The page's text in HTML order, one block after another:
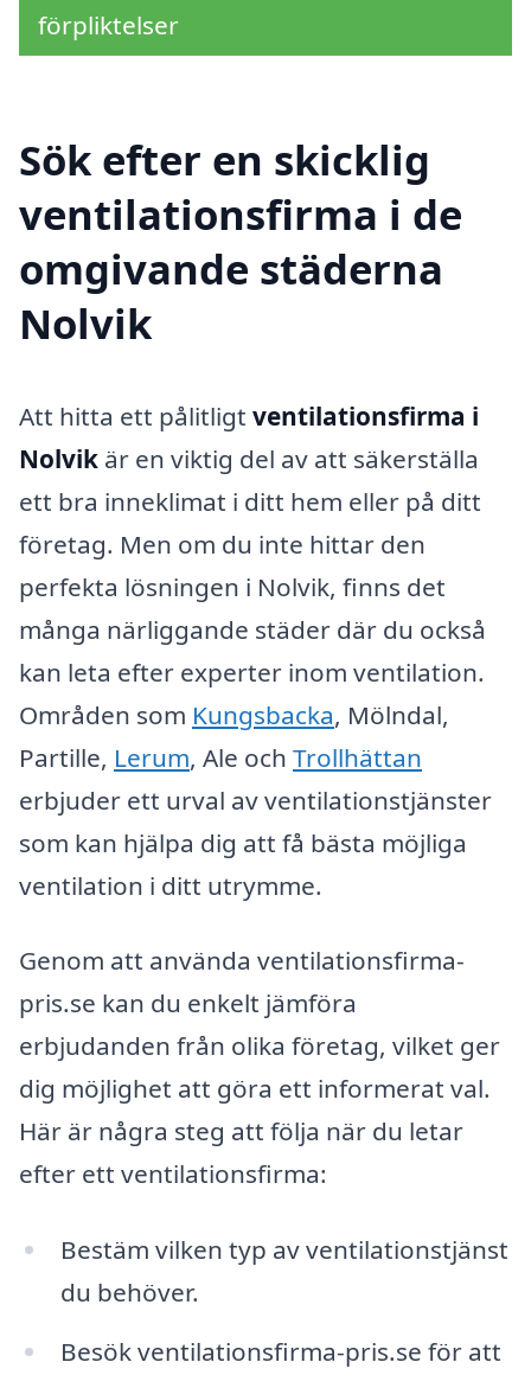
förpliktelser
Sök efter en skicklig
ventilationsfirma i de
omgivande städerna
Nolvik
Att hitta ett pålitligt ventilationsfirma i
Nolvik är en viktig del av att säkerställa
ett bra inneklimat i ditt hem eller på ditt
företag. Men om du inte hittar den
perfekta lösningen i Nolvik, finns det
många närliggande städer där du också
kan leta efter experter inom ventilation.
Områden som Kungsbacka, Mölndal,
Partille, Lerum, Ale och Trollhättan
erbjuder ett urval av ventilationstjänster
som kan hjälpa dig att få bästa möjliga
ventilation i ditt utrymme.
Genom att använda ventilationsfirma-
pris.se kan du enkelt jämföra
erbjudanden från olika företag, vilket ger
dig möjlighet att göra ett informerat val.
Här är några steg att följa när du letar
efter ett ventilationsfirma:
Bestäm vilken typ av ventilationstjänst
du behöver.
Besök ventilationsfirma-pris.se för att